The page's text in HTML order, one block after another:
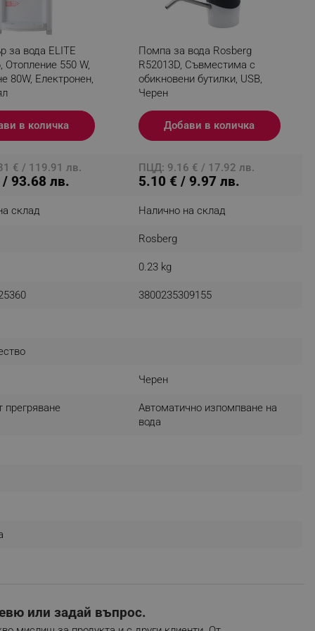
за вода ELITE
Отопление 550 W,
80W, Електронен,
в количка
Помпа за вода Rosberg
R52013D, Съвместима с
обикновени бутилки, USB,
Черен
Добави в количка
€ / 119.91 лв.
93.68 лв.
ПЦД: 9.16 € / 17.92 лв.
5.10 € / 9.97 лв.
склад Налично на склад
Rosberg
0.23 kg
3800235309155
Черен
прегряване
Автоматично изпомпване на
вода
или задай въпрос.
visitors. The lifetime
visitor sessions
is asked for web push
is a test user and can
disabled tracking,
related cookies and local
specific data for
specific data for
stored to be sent
banners clicked by the
data including
status and